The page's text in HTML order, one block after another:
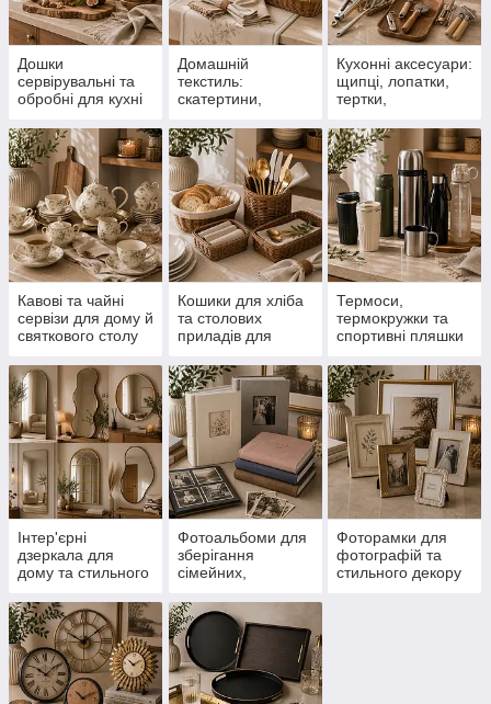
Дошки
сервірувальні та
обробні для кухні
Домашній
текстиль:
скатертини,
наволочки та
кухонні рушники
Кухонні аксесуари:
щипці, лопатки,
тертки,
відкривачки
Кавові та чайні
сервізи для дому й
святкового столу
Кошики для хліба
та столових
приладів для
столу
Термоси,
термокружки та
спортивні пляшки
Інтер'єрні
дзеркала для
дому та стильного
простору
Фотоальбоми для
зберігання
сімейних,
пам’ятних
фотографій
Фоторамки для
фотографій та
стильного декору